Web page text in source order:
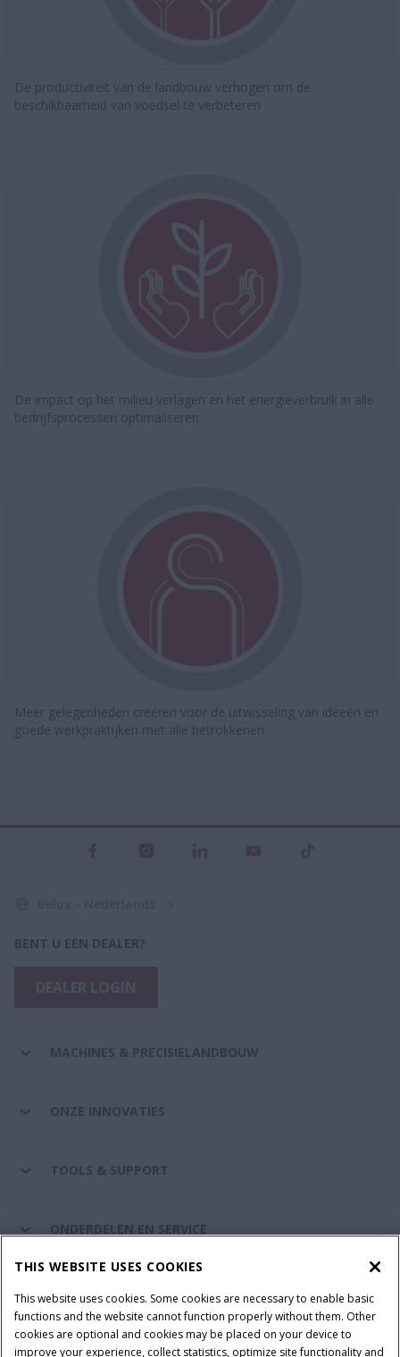
De productiviteit van de landbouw verhogen om de
beschikbaarheid van voedsel te verbeteren
De impact op het milieu verlagen en het energieverbruik in alle
bedrijfsprocessen optimaliseren
Meer gelegenheden creëren voor de uitwisseling van ideeën en
goede werkpraktijken met alle betrokkenen
BENT U EEN DEALER?
MACHINES & PRECISIELANDBOUW
ONZE INNOVATIES
TOOLS & SUPPORT
ONDERDELEN EN SERVICE
THIS WEBSITE USES COOKIES
This website uses cookies. Some cookies are necessary to enable basic
functions and the website cannot function properly without them. Other
cookies are optional and cookies may be placed on your device to
improve your experience, collect statistics, optimize site functionality and